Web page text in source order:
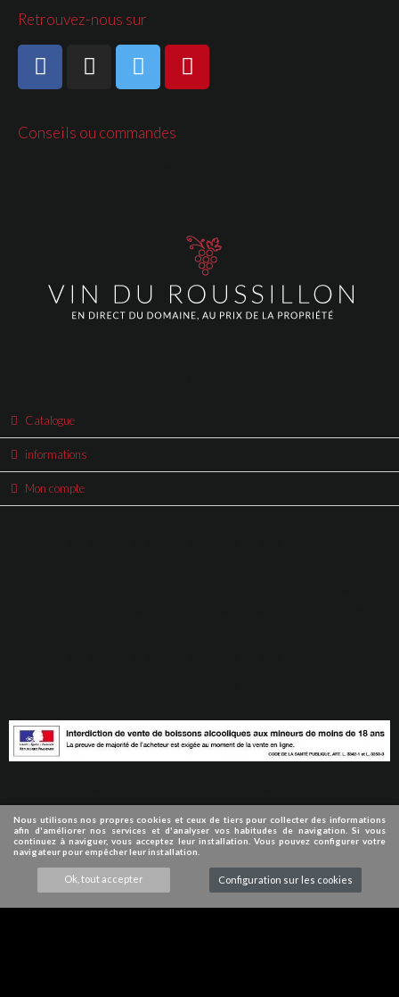
Nous utilisons nos propres cookies et ceux de tiers pour collecter des informations
afin d'améliorer nos services et d'analyser vos habitudes de navigation. Si vous
continuez à naviguer, vous acceptez leur installation. Vous pouvez configurer votre
navigateur pour empêcher leur installation.
Ok, tout accepter Configuration sur les cookies
Retrouvez-nous sur
Conseils ou commandes
Catalogue
informations
Mon compte
modération.
© 2009-2024 VINDUROUSSILLON